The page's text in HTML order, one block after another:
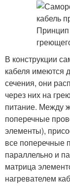
В конструкции
кабеля имеются
сечения, они
через них на
питание. Между
поперечные
элементы),
все поперечные
параллельно и
матрица
нагревателем